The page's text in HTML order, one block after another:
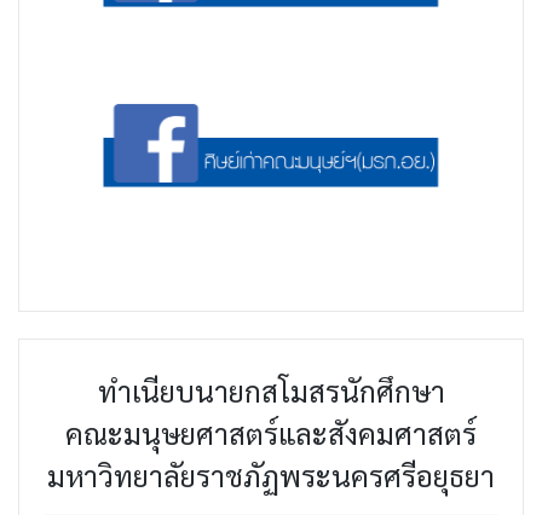
ทำเนียบนายกสโมสรนักศึกษา
คณะมนุษยศาสตร์และสังคมศาสตร์
มหาวิทยาลัยราชภัฏพระนครศรีอยุธยา